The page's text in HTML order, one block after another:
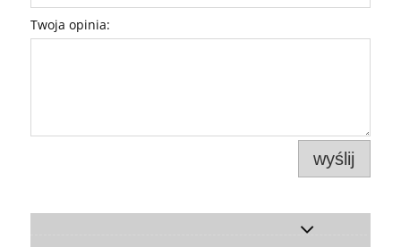
Twoja opinia:
wyślij